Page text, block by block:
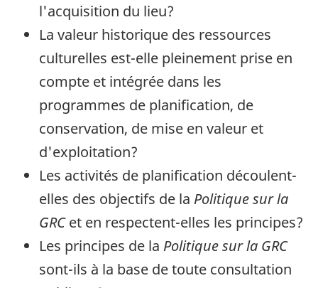
l'acquisition du lieu?
La valeur historique des ressources
culturelles est-elle pleinement prise en
compte et intégrée dans les
programmes de planification, de
conservation, de mise en valeur et
d'exploitation?
Les activités de planification découlent-
elles des objectifs de la Politique sur la
GRCet en respectent-elles les principes?
Les principes de la Politique sur la GRC
sont-ils à la base de toute consultation